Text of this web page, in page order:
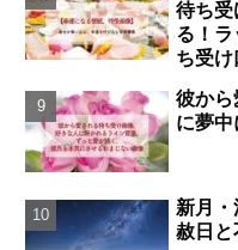
待ち受
る！
ち受
彼か
に夢
新月
赦日